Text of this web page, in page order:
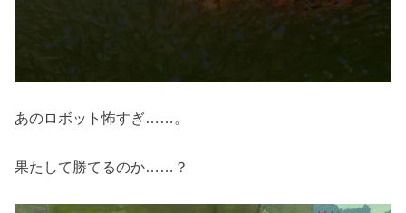
あのロボット怖すぎ……。
果たして勝てるのか……？